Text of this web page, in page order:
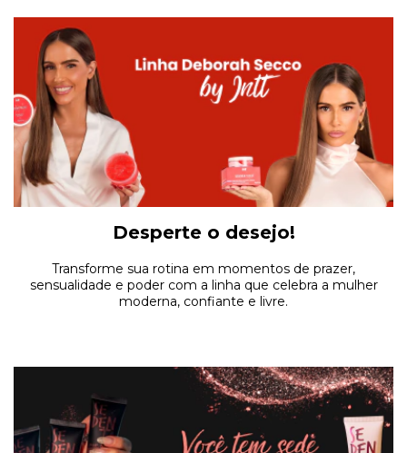
Desperte o desejo!
Transforme sua rotina em momentos de prazer,
sensualidade e poder com a linha que celebra a mulher
moderna, confiante e livre.